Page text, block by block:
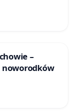
–
noworodków